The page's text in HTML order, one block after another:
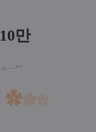
10만
∞ ─*
✿✿✿